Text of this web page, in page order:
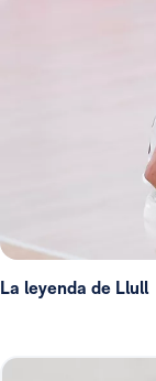
La leyenda de Llull